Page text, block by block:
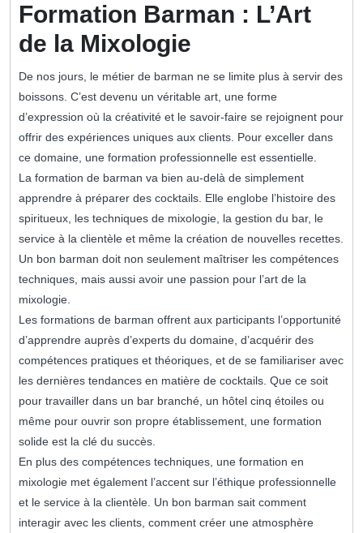
Formation Barman : L’Art
de la Mixologie
De nos jours, le métier de barman ne se limite plus à servir des
boissons. C’est devenu un véritable art, une forme
d’expression où la créativité et le savoir-faire se rejoignent pour
offrir des expériences uniques aux clients. Pour exceller dans
ce domaine, une formation professionnelle est essentielle.
La formation de barman va bien au-delà de simplement
apprendre à préparer des cocktails. Elle englobe l’histoire des
spiritueux, les techniques de mixologie, la gestion du bar, le
service à la clientèle et même la création de nouvelles recettes.
Un bon barman doit non seulement maîtriser les compétences
techniques, mais aussi avoir une passion pour l’art de la
mixologie.
Les formations de barman offrent aux participants l’opportunité
d’apprendre auprès d’experts du domaine, d’acquérir des
compétences pratiques et théoriques, et de se familiariser avec
les dernières tendances en matière de cocktails. Que ce soit
pour travailler dans un bar branché, un hôtel cinq étoiles ou
même pour ouvrir son propre établissement, une formation
solide est la clé du succès.
En plus des compétences techniques, une formation en
mixologie met également l’accent sur l’éthique professionnelle
et le service à la clientèle. Un bon barman sait comment
interagir avec les clients, comment créer une atmosphère